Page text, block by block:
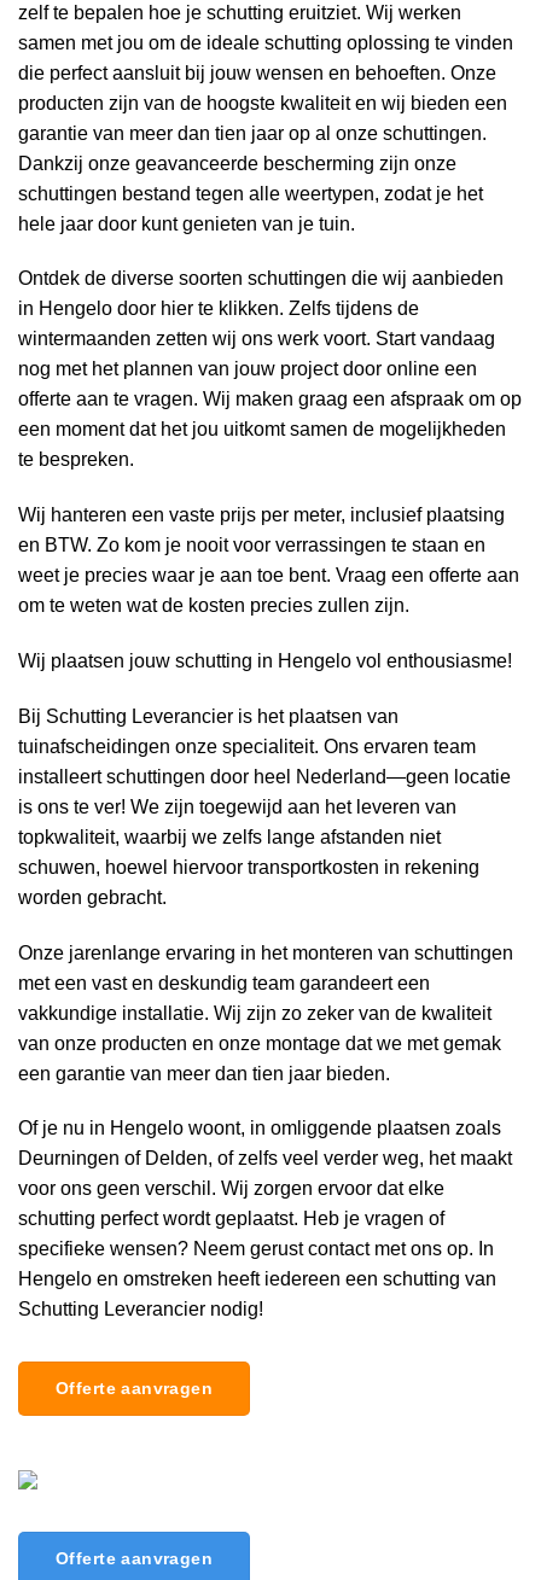
zelf te bepalen hoe je schutting eruitziet. Wij werken
samen met jou om de ideale schutting oplossing te vinden
die perfect aansluit bij jouw wensen en behoeften. Onze
producten zijn van de hoogste kwaliteit en wij bieden een
garantie van meer dan tien jaar op al onze schuttingen.
Dankzij onze geavanceerde bescherming zijn onze
schuttingen bestand tegen alle weertypen, zodat je het
hele jaar door kunt genieten van je tuin.
Ontdek de diverse soorten schuttingen die wij aanbieden
in Hengelo door hier te klikken. Zelfs tijdens de
wintermaanden zetten wij ons werk voort. Start vandaag
nog met het plannen van jouw project door online een
offerte aan te vragen. Wij maken graag een afspraak om op
een moment dat het jou uitkomt samen de mogelijkheden
te bespreken.
Wij hanteren een vaste prijs per meter, inclusief plaatsing
en BTW. Zo kom je nooit voor verrassingen te staan en
weet je precies waar je aan toe bent. Vraag een offerte aan
om te weten wat de kosten precies zullen zijn.
Wij plaatsen jouw schutting in Hengelo vol enthousiasme!
Bij Schutting Leverancier is het plaatsen van
tuinafscheidingen onze specialiteit. Ons ervaren team
installeert schuttingen door heel Nederland—geen locatie
is ons te ver! We zijn toegewijd aan het leveren van
topkwaliteit, waarbij we zelfs lange afstanden niet
schuwen, hoewel hiervoor transportkosten in rekening
worden gebracht.
Onze jarenlange ervaring in het monteren van schuttingen
met een vast en deskundig team garandeert een
vakkundige installatie. Wij zijn zo zeker van de kwaliteit
van onze producten en onze montage dat we met gemak
een garantie van meer dan tien jaar bieden.
Of je nu in Hengelo woont, in omliggende plaatsen zoals
Deurningen of Delden, of zelfs veel verder weg, het maakt
voor ons geen verschil. Wij zorgen ervoor dat elke
schutting perfect wordt geplaatst. Heb je vragen of
specifieke wensen? Neem gerust contact met ons op. In
Hengelo en omstreken heeft iedereen een schutting van
Schutting Leverancier nodig!
Offerte aanvragen
Offerte aanvragen